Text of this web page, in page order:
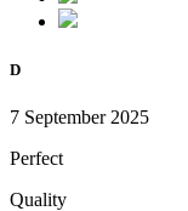
D
7 September 2025
Perfect
Quality